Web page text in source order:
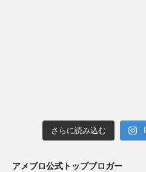
さらに読み込む
アメブロ公式トップブロガー